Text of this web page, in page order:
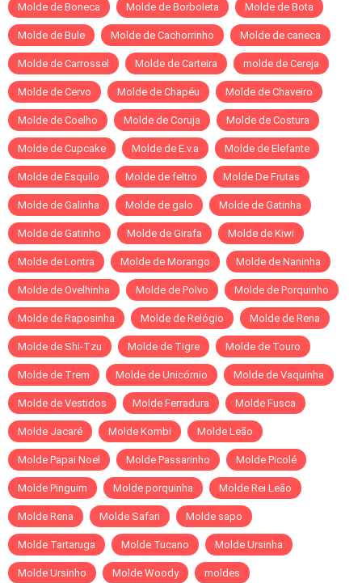
Molde de Boneca Molde de Borboleta Molde de Bota
Molde de Bule Molde de Cachorrinho Molde de caneca
Molde de Carrossel Molde de Carteira molde de Cereja
Molde de Cervo Molde de Chapéu Molde de Chaveiro
Molde de Coelho Molde de Coruja Molde de Costura
Molde de Cupcake Molde de E.v.a Molde de Elefante
Molde de Esquilo Molde de feltro Molde De Frutas
Molde de Galinha Molde de galo Molde de Gatinha
Molde de Gatinho Molde de Girafa Molde de Kiwi
Molde de Lontra Molde de Morango Molde de Naninha
Molde de Ovelhinha Molde de Polvo Molde de Porquinho
Molde de Raposinha Molde de Relógio Molde de Rena
Molde de Shi-Tzu Molde de Tigre Molde de Touro
Molde de Trem Molde de Unicórnio Molde de Vaquinha
Molde de Vestidos Molde Ferradura Molde Fusca
Molde Jacaré Molde Kombi Molde Leão
Molde Papai Noel Molde Passarinho Molde Picolé
Molde Pinguim Molde porquinha Molde Rei Leão
Molde Rena Molde Safari Molde sapo
Molde Tartaruga Molde Tucano Molde Ursinha
Molde Ursinho Molde Woody moldes